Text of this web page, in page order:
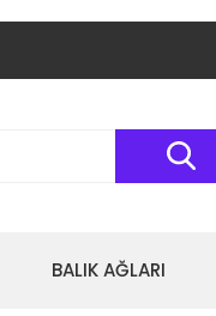
BALIK AĞLARI